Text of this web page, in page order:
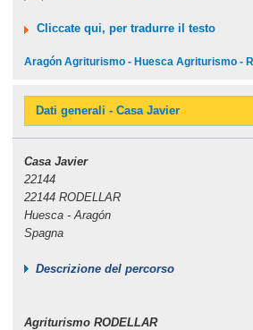
Cliccate qui, per tradurre il testo
Aragón Agriturismo - Huesca Agriturismo -
Dati generali - Casa Javier
Casa Javier
22144
22144 RODELLAR
Huesca - Aragón
Spagna
Descrizione del percorso
Agriturismo RODELLAR